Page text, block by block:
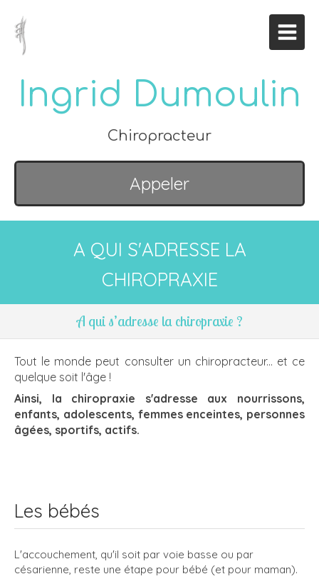
Ingrid Dumoulin
Chiropracteur
Appeler
A QUI S'ADRESSE LA
CHIROPRAXIE
A qui s’adresse la chiropraxie ?
Tout le monde peut consulter un chiropracteur... et ce
quelque soit l'âge !
Ainsi, la chiropraxie s'adresse aux nourrissons,
enfants, adolescents, femmes enceintes, personnes
âgées, sportifs, actifs.
Les bébés
L'accouchement, qu'il soit par voie basse ou par
césarienne, reste une étape pour bébé (et pour maman).